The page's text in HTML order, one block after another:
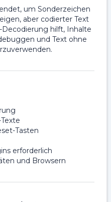
um Sonderzeichen
aber codierter Text
Decodierung hilft, Inhalte
und Text ohne
Tasten
erforderlich
und Browsern